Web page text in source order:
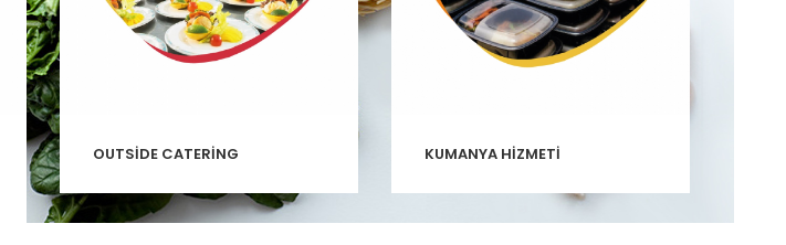
OUTSİDE CATERİNG KUMANYA HİZMETİ